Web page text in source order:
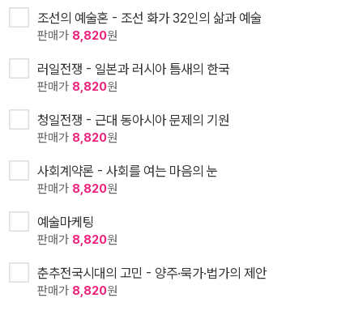
조선의 예술혼 - 조선 화가 32인의 삶과 예술
판매가 8,820원
러일전쟁 - 일본과 러시아 틈새의 한국
판매가 8,820원
청일전쟁 - 근대 동아시아 문제의 기원
판매가 8,820원
사회계약론 - 사회를 여는 마음의 눈
판매가 8,820원
예술마케팅
판매가 8,820원
춘추전국시대의 고민 - 양주·묵가·법가의 제안
판매가 8,820원